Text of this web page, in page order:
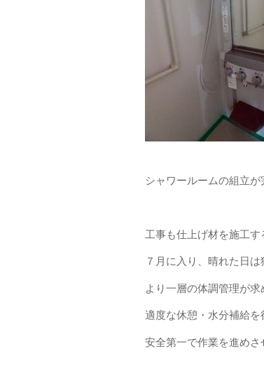
シャワールームの組立が
工事も仕上げ材を施工す
７月に入り、晴れた日は
より一層の体調管理が求
適度な休憩・水分補給を
安全第一で作業を進めさ